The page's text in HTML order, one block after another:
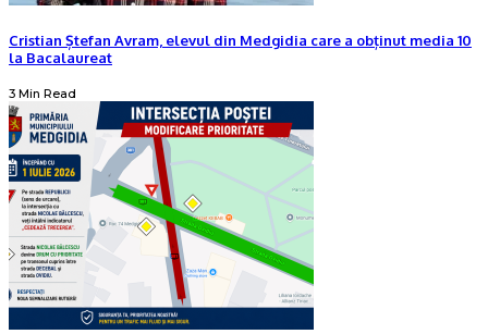
Cristian Ștefan Avram, elevul din Medgidia care a obținut media 10
la Bacalaureat
3 Min Read